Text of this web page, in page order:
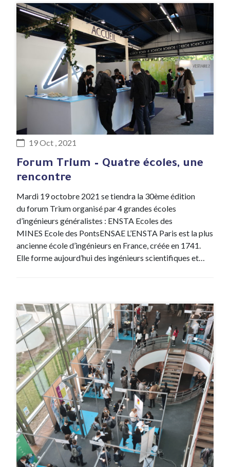
19 Oct , 2021
Forum Trium – Quatre écoles, une
rencontre
Mardi 19 octobre 2021 se tiendra la 30ème édition
du forum Trium organisé par 4 grandes écoles
d’ingénieurs généralistes : ENSTA Ecoles des
MINES Ecole des PontsENSAE L’ENSTA Paris est la plus
ancienne école d’ingénieurs en France, créée en 1741.
Elle forme aujourd’hui des ingénieurs scientifiques et…
#Evenement
14 Oct , 2021